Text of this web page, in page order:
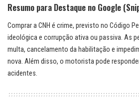
Resumo para Destaque no Google
Comprar a CNH é crime, previsto no Código
ideológica e corrupção ativa ou passiva. As
multa, cancelamento da habilitação e
nova. Além disso, o motorista pode
acidentes.